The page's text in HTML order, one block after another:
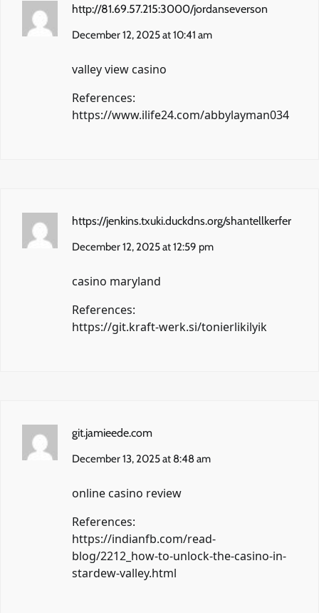
http://81.69.57.215:3000/jordanseverson
December 12, 2025 at 10:41 am
valley view casino
References:
https://www.ilife24.com/abbylayman034
https://jenkins.txuki.duckdns.org/shantellkerfer
December 12, 2025 at 12:59 pm
casino maryland
References:
https://git.kraft-werk.si/tonierlikilyik
git.jamieede.com
December 13, 2025 at 8:48 am
online casino review
References:
https://indianfb.com/read-
blog/2212_how-to-unlock-the-casino-in-
stardew-valley.html